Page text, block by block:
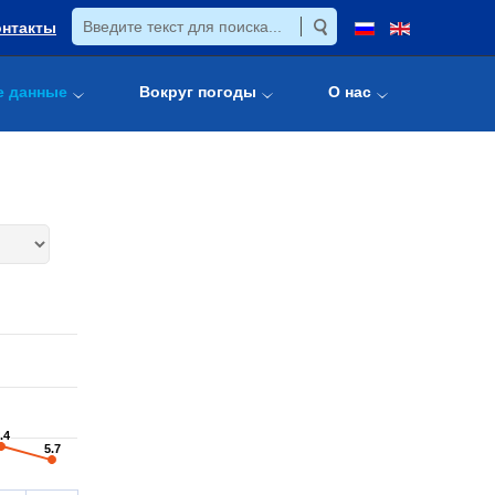
данные Вокруг погоды О нас
5.7
5.7